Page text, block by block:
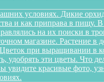
условиях. Дикие
и как приправа в
на их поиски в
магазине. Растение в
при выращивании в
удобрять эти цветы. Что
красивые фото,